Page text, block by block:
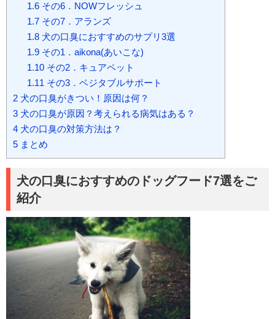
1.6その6．NOWフレッシュ
1.7その7．アランズ
1.8犬の口臭におすすめのサプリ3選
1.9その1．aikona(あいこな)
1.10その2．キュアペット
1.11 その3．ベジタブルサポート
2 犬の口臭がきつい！原因は何？
3 犬の口臭が原因？考えられる病気はある？
4 犬の口臭の対策方法は？
5 まとめ
犬の口臭におすすめのドッグフード7選をご
紹介